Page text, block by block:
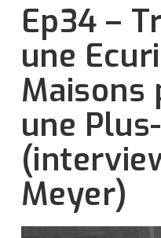
Ep34 –
une
Maisons
une
Meyer)